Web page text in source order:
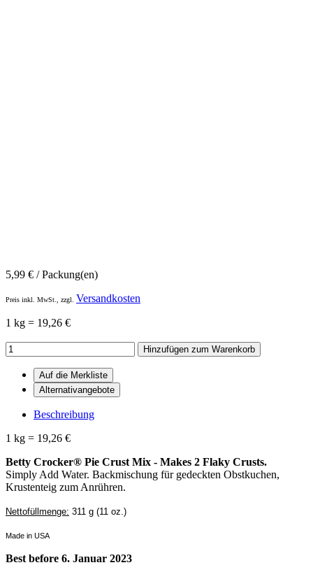
5,99 € / Packung(en)
Preis inkl. MwSt., zzgl. Versandkosten
1 kg = 19,26 €
Hinzufügen zum Warenkorb
Beschreibung
1 kg = 19,26 €
Betty Crocker® Pie Crust Mix - Makes 2 Flaky Crusts.
Simply Add Water. Backmischung für gedeckten Obstkuchen,
Krustenteig zum Anrühren.
Nettofüllmenge: 311 g (11 oz.)
Made in USA
Best before 6. Januar 2023